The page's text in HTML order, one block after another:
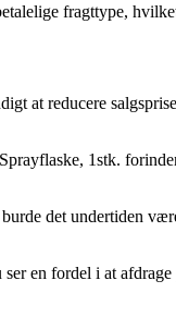
fragttype,
at reducere
1stk.
det undertiden
en fordel i at afdrage